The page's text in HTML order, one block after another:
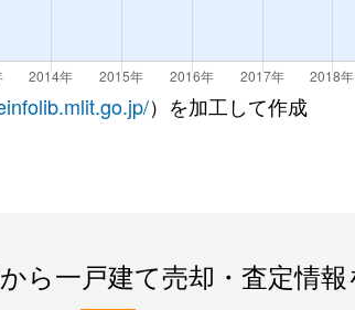
）を加工して作成
ら一戸建て売却・査定情